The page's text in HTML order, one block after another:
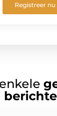
Registreer nu